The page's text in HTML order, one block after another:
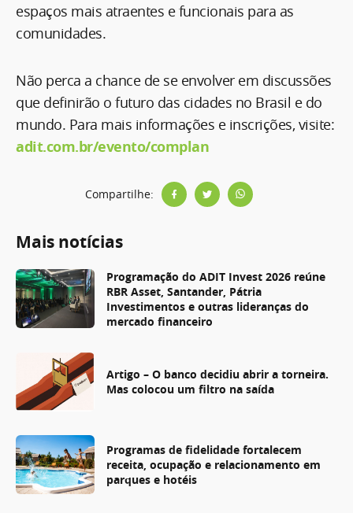
espaços mais atraentes e funcionais para as
comunidades.
Não perca a chance de se envolver em discussões
que definirão o futuro das cidades no Brasil e do
mundo. Para mais informações e inscrições, visite:
adit.com.br/evento/complan
Compartilhe:
Mais notícias
Programação do ADIT Invest 2026 reúne
RBR Asset, Santander, Pátria
Investimentos e outras lideranças do
mercado financeiro
Artigo – O banco decidiu abrir a torneira.
Mas colocou um filtro na saída
Programas de fidelidade fortalecem
receita, ocupação e relacionamento em
parques e hotéis